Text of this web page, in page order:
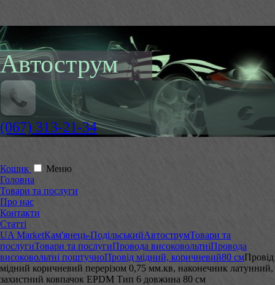
Автострум
(067) 313-21-34
Кошик
Меню
Головна
Товари та послуги
Про нас
Контакти
Статті
UA MarketКам'янець-ПодільськийАвтострумТовари та
послугиТовари та послугиПровода високовольтніПровода
високовольтні поштучноПровід мідний, коричневий80 смПровід
мідний коричневий перерізом 0,75 мм.кв, наконечник латунний,
захистний ковпачок EPDM Тип 6 довжина 80 см